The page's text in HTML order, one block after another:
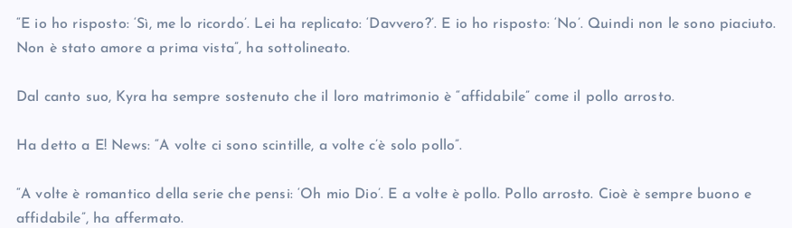
“E io ho risposto: ‘Sì, me lo ricordo’. Lei ha replicato: ‘Davvero?’. E io ho risposto: ‘No’. Quindi non le sono piaciuto.
Non è stato amore a prima vista”, ha sottolineato.
Dal canto suo, Kyra ha sempre sostenuto che il loro matrimonio è “affidabile” come il pollo arrosto.
Ha detto a E! News: “A volte ci sono scintille, a volte c’è solo pollo”.
“A volte è romantico della serie che pensi: ‘Oh mio Dio’. E a volte è pollo. Pollo arrosto. Cioè è sempre buono e
affidabile”, ha affermato.